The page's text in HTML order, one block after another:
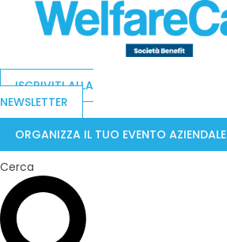
ISCRIVITI ALLA
NEWSLETTER
ORGANIZZA IL TUO EVENTO AZIENDALE
Cerca